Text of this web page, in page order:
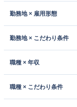
勤務地 × 雇用形態
勤務地 × こだわり条件
職種 × 年収
職種 × こだわり条件